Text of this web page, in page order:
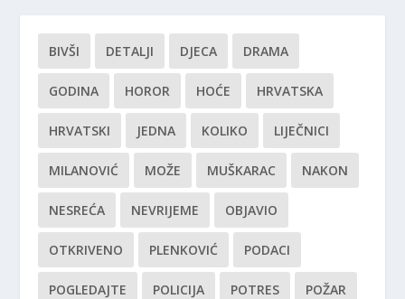
BIVŠI DETALJI DJECA DRAMA
GODINA HOROR HOĆE HRVATSKA
HRVATSKI JEDNA KOLIKO LIJEČNICI
MILANOVIĆ MOŽE MUŠKARAC NAKON
NESREĆA NEVRIJEME OBJAVIO
OTKRIVENO PLENKOVIĆ PODACI
POGLEDAJTE POLICIJA POTRES POŽAR